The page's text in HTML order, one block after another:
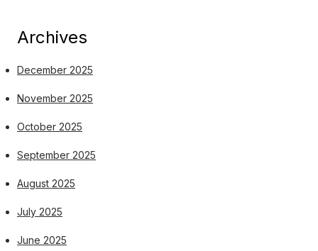
Archives
December 2025
November 2025
October 2025
September 2025
August 2025
July 2025
June 2025